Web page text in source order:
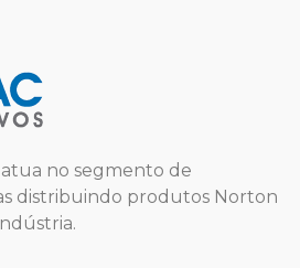
atua no segmento de
distribuindo produtos Norton